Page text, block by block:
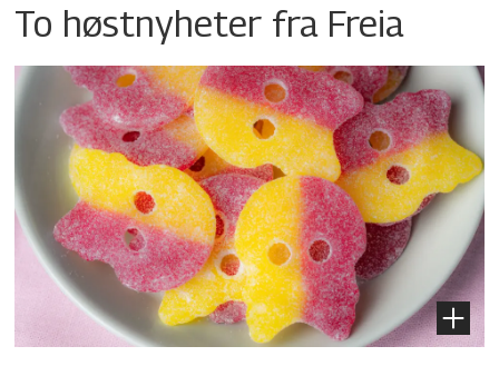
To høstnyheter fra Freia